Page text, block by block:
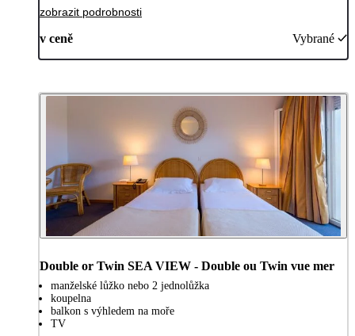
zobrazit podrobnosti
v ceně Vybrané
Double or Twin SEA VIEW - Double ou Twin vue mer
manželské lůžko nebo 2 jednolůžka
koupelna
balkon s výhledem na moře
TV